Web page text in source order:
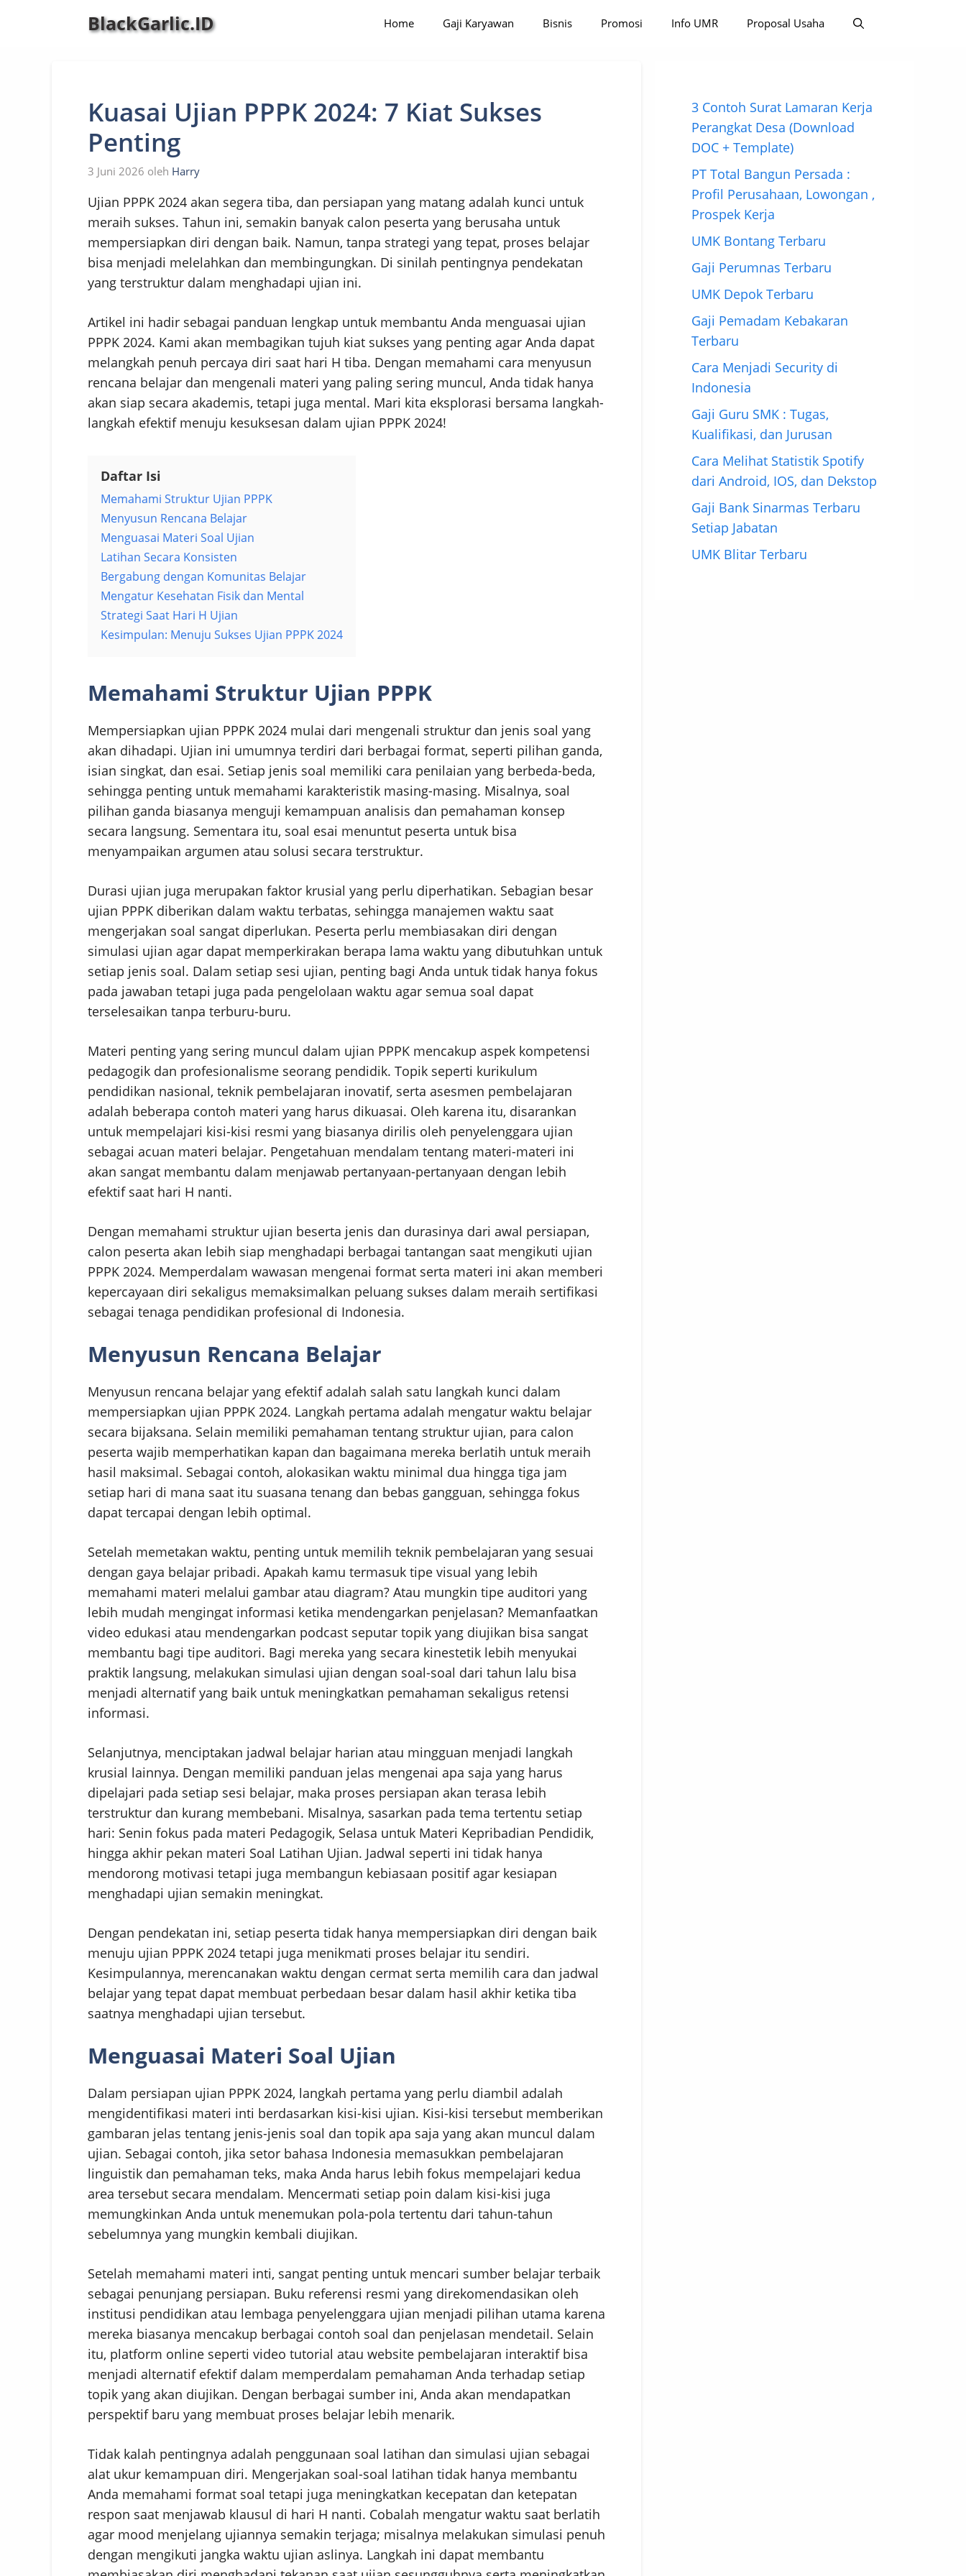
BlackGarlic.ID Home Gaji Karyawan Bisnis Promosi Info UMR Proposal Usaha
Kuasai Ujian PPPK 2024: 7 Kiat Sukses
Penting
3 Juni 2026 oleh Harry
Ujian PPPK 2024 akan segera tiba, dan persiapan yang matang adalah kunci untuk
meraih sukses. Tahun ini, semakin banyak calon peserta yang berusaha untuk
mempersiapkan diri dengan baik. Namun, tanpa strategi yang tepat, proses belajar
bisa menjadi melelahkan dan membingungkan. Di sinilah pentingnya pendekatan
yang terstruktur dalam menghadapi ujian ini.
Artikel ini hadir sebagai panduan lengkap untuk membantu Anda menguasai ujian
PPPK 2024. Kami akan membagikan tujuh kiat sukses yang penting agar Anda dapat
melangkah penuh percaya diri saat hari H tiba. Dengan memahami cara menyusun
rencana belajar dan mengenali materi yang paling sering muncul, Anda tidak hanya
akan siap secara akademis, tetapi juga mental. Mari kita eksplorasi bersama langkah-
langkah efektif menuju kesuksesan dalam ujian PPPK 2024!
Daftar Isi
Memahami Struktur Ujian PPPK
Menyusun Rencana Belajar
Menguasai Materi Soal Ujian
Latihan Secara Konsisten
Bergabung dengan Komunitas Belajar
Mengatur Kesehatan Fisik dan Mental
Strategi Saat Hari H Ujian
Kesimpulan: Menuju Sukses Ujian PPPK 2024
Memahami Struktur Ujian PPPK
Mempersiapkan ujian PPPK 2024 mulai dari mengenali struktur dan jenis soal yang
akan dihadapi. Ujian ini umumnya terdiri dari berbagai format, seperti pilihan ganda,
isian singkat, dan esai. Setiap jenis soal memiliki cara penilaian yang berbeda-beda,
sehingga penting untuk memahami karakteristik masing-masing. Misalnya, soal
pilihan ganda biasanya menguji kemampuan analisis dan pemahaman konsep
secara langsung. Sementara itu, soal esai menuntut peserta untuk bisa
menyampaikan argumen atau solusi secara terstruktur.
Durasi ujian juga merupakan faktor krusial yang perlu diperhatikan. Sebagian besar
ujian PPPK diberikan dalam waktu terbatas, sehingga manajemen waktu saat
mengerjakan soal sangat diperlukan. Peserta perlu membiasakan diri dengan
simulasi ujian agar dapat memperkirakan berapa lama waktu yang dibutuhkan untuk
setiap jenis soal. Dalam setiap sesi ujian, penting bagi Anda untuk tidak hanya fokus
pada jawaban tetapi juga pada pengelolaan waktu agar semua soal dapat
terselesaikan tanpa terburu-buru.
Materi penting yang sering muncul dalam ujian PPPK mencakup aspek kompetensi
pedagogik dan profesionalisme seorang pendidik. Topik seperti kurikulum
pendidikan nasional, teknik pembelajaran inovatif, serta asesmen pembelajaran
adalah beberapa contoh materi yang harus dikuasai. Oleh karena itu, disarankan
untuk mempelajari kisi-kisi resmi yang biasanya dirilis oleh penyelenggara ujian
sebagai acuan materi belajar. Pengetahuan mendalam tentang materi-materi ini
akan sangat membantu dalam menjawab pertanyaan-pertanyaan dengan lebih
efektif saat hari H nanti.
Dengan memahami struktur ujian beserta jenis dan durasinya dari awal persiapan,
calon peserta akan lebih siap menghadapi berbagai tantangan saat mengikuti ujian
PPPK 2024. Memperdalam wawasan mengenai format serta materi ini akan memberi
kepercayaan diri sekaligus memaksimalkan peluang sukses dalam meraih sertifikasi
sebagai tenaga pendidikan profesional di Indonesia.
Menyusun Rencana Belajar
Menyusun rencana belajar yang efektif adalah salah satu langkah kunci dalam
mempersiapkan ujian PPPK 2024. Langkah pertama adalah mengatur waktu belajar
secara bijaksana. Selain memiliki pemahaman tentang struktur ujian, para calon
peserta wajib memperhatikan kapan dan bagaimana mereka berlatih untuk meraih
hasil maksimal. Sebagai contoh, alokasikan waktu minimal dua hingga tiga jam
setiap hari di mana saat itu suasana tenang dan bebas gangguan, sehingga fokus
dapat tercapai dengan lebih optimal.
Setelah memetakan waktu, penting untuk memilih teknik pembelajaran yang sesuai
dengan gaya belajar pribadi. Apakah kamu termasuk tipe visual yang lebih
memahami materi melalui gambar atau diagram? Atau mungkin tipe auditori yang
lebih mudah mengingat informasi ketika mendengarkan penjelasan? Memanfaatkan
video edukasi atau mendengarkan podcast seputar topik yang diujikan bisa sangat
membantu bagi tipe auditori. Bagi mereka yang secara kinestetik lebih menyukai
praktik langsung, melakukan simulasi ujian dengan soal-soal dari tahun lalu bisa
menjadi alternatif yang baik untuk meningkatkan pemahaman sekaligus retensi
informasi.
Selanjutnya, menciptakan jadwal belajar harian atau mingguan menjadi langkah
krusial lainnya. Dengan memiliki panduan jelas mengenai apa saja yang harus
dipelajari pada setiap sesi belajar, maka proses persiapan akan terasa lebih
terstruktur dan kurang membebani. Misalnya, sasarkan pada tema tertentu setiap
hari: Senin fokus pada materi Pedagogik, Selasa untuk Materi Kepribadian Pendidik,
hingga akhir pekan materi Soal Latihan Ujian. Jadwal seperti ini tidak hanya
mendorong motivasi tetapi juga membangun kebiasaan positif agar kesiapan
menghadapi ujian semakin meningkat.
Dengan pendekatan ini, setiap peserta tidak hanya mempersiapkan diri dengan baik
menuju ujian PPPK 2024 tetapi juga menikmati proses belajar itu sendiri.
Kesimpulannya, merencanakan waktu dengan cermat serta memilih cara dan jadwal
belajar yang tepat dapat membuat perbedaan besar dalam hasil akhir ketika tiba
saatnya menghadapi ujian tersebut.
Menguasai Materi Soal Ujian
Dalam persiapan ujian PPPK 2024, langkah pertama yang perlu diambil adalah
mengidentifikasi materi inti berdasarkan kisi-kisi ujian. Kisi-kisi tersebut memberikan
gambaran jelas tentang jenis-jenis soal dan topik apa saja yang akan muncul dalam
ujian. Sebagai contoh, jika setor bahasa Indonesia memasukkan pembelajaran
linguistik dan pemahaman teks, maka Anda harus lebih fokus mempelajari kedua
area tersebut secara mendalam. Mencermati setiap poin dalam kisi-kisi juga
memungkinkan Anda untuk menemukan pola-pola tertentu dari tahun-tahun
sebelumnya yang mungkin kembali diujikan.
Setelah memahami materi inti, sangat penting untuk mencari sumber belajar terbaik
sebagai penunjang persiapan. Buku referensi resmi yang direkomendasikan oleh
institusi pendidikan atau lembaga penyelenggara ujian menjadi pilihan utama karena
mereka biasanya mencakup berbagai contoh soal dan penjelasan mendetail. Selain
itu, platform online seperti video tutorial atau website pembelajaran interaktif bisa
menjadi alternatif efektif dalam memperdalam pemahaman Anda terhadap setiap
topik yang akan diujikan. Dengan berbagai sumber ini, Anda akan mendapatkan
perspektif baru yang membuat proses belajar lebih menarik.
Tidak kalah pentingnya adalah penggunaan soal latihan dan simulasi ujian sebagai
alat ukur kemampuan diri. Mengerjakan soal-soal latihan tidak hanya membantu
Anda memahami format soal tetapi juga meningkatkan kecepatan dan ketepatan
respon saat menjawab klausul di hari H nanti. Cobalah mengatur waktu saat berlatih
agar mood menjelang ujiannya semakin terjaga; misalnya melakukan simulasi penuh
dengan mengikuti jangka waktu ujian aslinya. Langkah ini dapat membantu
3 Contoh Surat Lamaran Kerja
Perangkat Desa (Download
DOC + Template)
PT Total Bangun Persada :
Profil Perusahaan, Lowongan ,
Prospek Kerja
UMK Bontang Terbaru
Gaji Perumnas Terbaru
UMK Depok Terbaru
Gaji Pemadam Kebakaran
Terbaru
Cara Menjadi Security di
Indonesia
Gaji Guru SMK : Tugas,
Kualifikasi, dan Jurusan
Cara Melihat Statistik Spotify
dari Android, IOS, dan Dekstop
Gaji Bank Sinarmas Terbaru
Setiap Jabatan
UMK Blitar Terbaru